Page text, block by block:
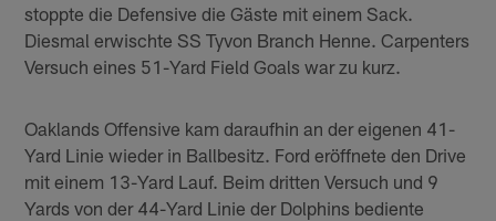
stoppte die Defensive die Gäste mit einem Sack.
Diesmal erwischte SS Tyvon Branch Henne. Carpenters
Versuch eines 51-Yard Field Goals war zu kurz.
Oaklands Offensive kam daraufhin an der eigenen 41-
Yard Linie wieder in Ballbesitz. Ford eröffnete den Drive
mit einem 13-Yard Lauf. Beim dritten Versuch und 9
Yards von der 44-Yard Linie der Dolphins bediente